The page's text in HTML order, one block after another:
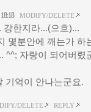
MODIFY/DELETE
강한지라...(으흐)...
몇분안에 깨는가 하
^^; 자랑이 되어버렸
기억이 안나는군요.
DELETE REPLY